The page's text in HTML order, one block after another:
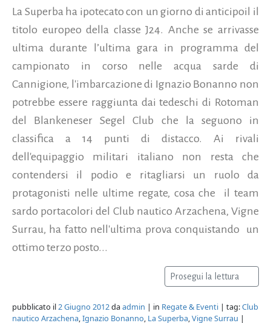
La Superba ha ipotecato con un giorno di anticipoil il
titolo europeo della classe J24. Anche se arrivasse
ultima durante l’ultima gara in programma del
campionato in corso nelle acqua sarde di
Cannigione, l'imbarcazione di Ignazio Bonanno non
potrebbe essere raggiunta dai tedeschi di Rotoman
del Blankeneser Segel Club che la seguono in
classifica a 14 punti di distacco. Ai rivali
dell'equipaggio militari italiano non resta che
contendersi il podio e ritagliarsi un ruolo da
protagonisti nelle ultime regate, cosa che il team
sardo portacolori del Club nautico Arzachena, Vigne
Surrau, ha fatto nell'ultima prova conquistando un
ottimo terzo posto...
Prosegui la lettura
pubblicato il2 Giugno 2012daadmin | in Regate & Eventi | tag:Club
nautico Arzachena,Ignazio Bonanno, La Superba,Vigne Surrau |